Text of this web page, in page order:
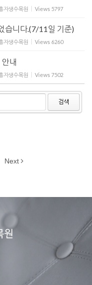
자생수목원 Views 5797
습니다.(7/11일 기준)
자생수목원 Views 6260
내
자생수목원 Views 7502
검색
Next